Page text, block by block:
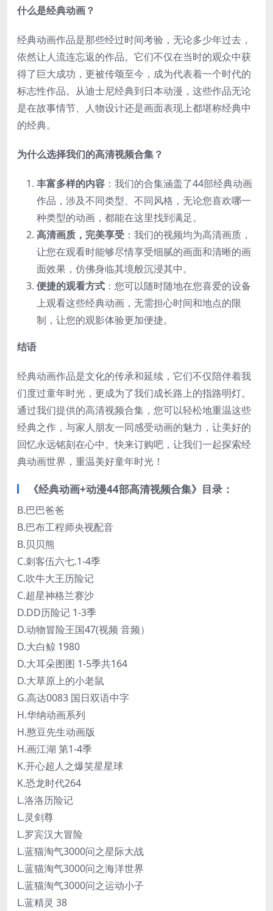
什么是经典动画？
经典动画作品是那些经过时间考验，无论多少年过去，
依然让人流连忘返的作品。它们不仅在当时的观众中获
得了巨大成功，更被传颂至今，成为代表着一个时代的
标志性作品。从迪士尼经典到日本动漫，这些作品无论
是在故事情节、人物设计还是画面表现上都堪称经典中
的经典。
为什么选择我们的高清视频合集？
丰富多样的内容 ：我们的合集涵盖了44部经典动画
作品，涉及不同类型、不同风格，无论您喜欢哪一
种类型的动画，都能在这里找到满足。
高清画质，完美享受 ：我们的视频均为高清画质，
让您在观看时能够尽情享受细腻的画面和清晰的画
面效果，仿佛身临其境般沉浸其中。
便捷的观看方式 ：您可以随时随地在您喜爱的设备
上观看这些经典动画，无需担心时间和地点的限
制，让您的观影体验更加便捷。
结语
经典动画作品是文化的传承和延续，它们不仅陪伴着我
们度过童年时光，更成为了我们成长路上的指路明灯。
通过我们提供的高清视频合集，您可以轻松地重温这些
经典之作，与家人朋友一同感受动画的魅力，让美好的
回忆永远铭刻在心中。快来订购吧，让我们一起探索经
典动画世界，重温美好童年时光！
《经典动画+动漫44部高清视频合集》目录：
B.巴巴爸爸
B.巴布工程师央视配音
B.贝贝熊
C.刺客伍六七.1-4季
C.吹牛大王历险记
C.超星神格兰赛沙
D.DD历险记 1-3季
D.动物冒险王国47(视频 音频）
D.大白鲸 1980
D.大耳朵图图 1-5季共164
D.大草原上的小老鼠
G.高达0083 国日双语中字
H.华纳动画系列
H.憨豆先生动画版
H.画江湖 第1-4季
K.开心超人之爆笑星星球
K.恐龙时代264
L.洛洛历险记
L.灵剑尊
L.罗宾汉大冒险
L.蓝猫淘气3000问之星际大战
L.蓝猫淘气3000问之海洋世界
L.蓝猫淘气3000问之运动小子
L.蓝精灵 38